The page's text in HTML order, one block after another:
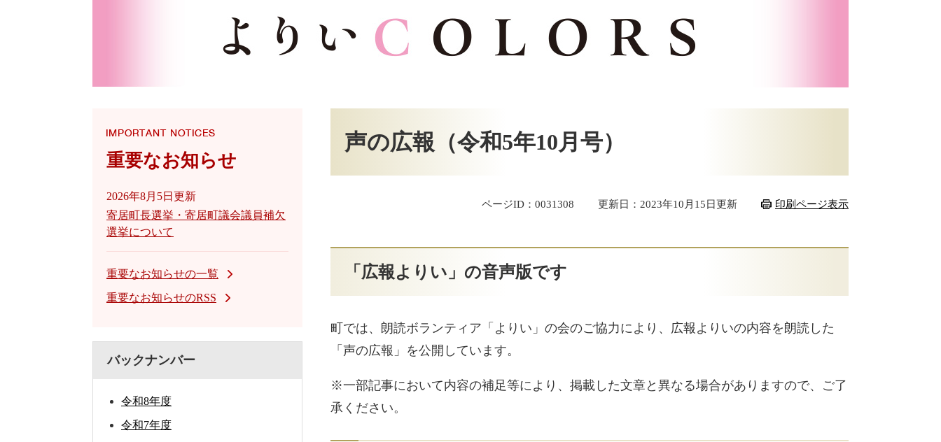
声の広報（令和5年10月号）
ページID：0031308 更新日：2023年10月15日更新 印刷ページ表示
「広報よりい」の音声版です
町では、朗読ボランティア「よりい」の会のご協力により、広報よりいの内容を朗読した
「声の広報」を公開しています。
※一部記事において内容の補足等により、掲載した文章と異なる場合がありますので、ご了
承ください。
重要なお知らせ
2026年8月5日更新
寄居町長選挙・寄居町議会議員補欠
選挙について
重要なお知らせの一覧
重要なお知らせのRSS
バックナンバー
令和8年度
令和7年度